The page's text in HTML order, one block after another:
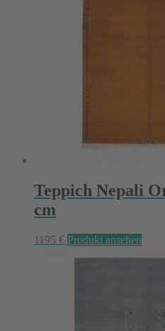
Teppich Nepali
cm
1195 € Produkt ansehen